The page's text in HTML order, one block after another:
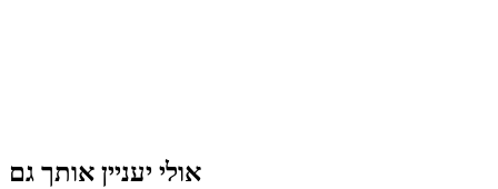
אולי יעניין אותך גם